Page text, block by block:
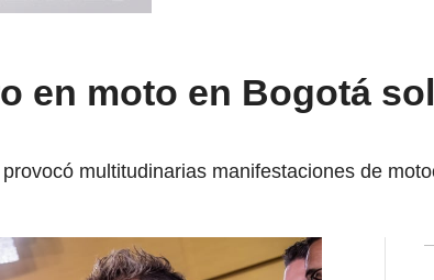
en moto en Bogotá
multitudinarias manifestaciones de